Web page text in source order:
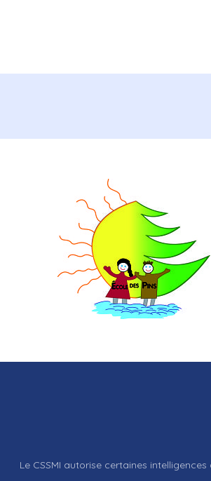
Le CSSMI autorise certaines